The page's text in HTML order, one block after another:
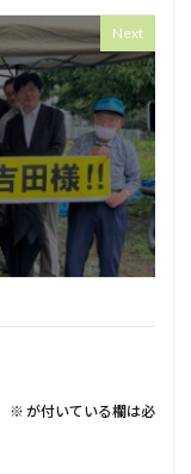
Next
※ が付いている欄は必